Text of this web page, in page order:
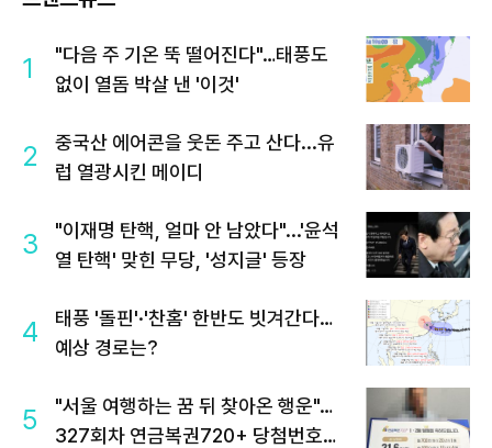
1
"다음 주 기온 뚝 떨어진다"…태풍도
없이 열돔 박살 낸 '이것'
2
중국산 에어콘을 웃돈 주고 산다...유
럽 열광시킨 메이디
3
"이재명 탄핵, 얼마 안 남았다"...'윤석
열 탄핵' 맞힌 무당, '성지글' 등장
4
태풍 '돌핀'·'찬홈' 한반도 빗겨간다…
예상 경로는?
5
"서울 여행하는 꿈 뒤 찾아온 행운"…
327회차 연금복권720+ 당첨번호조